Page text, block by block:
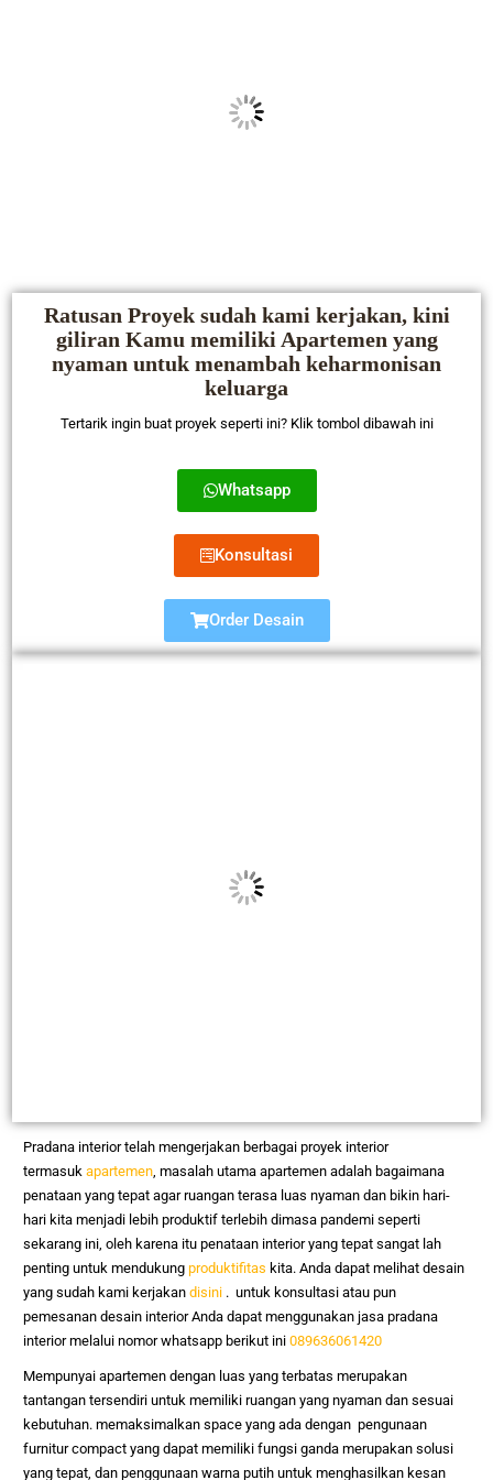
Ratusan Proyek sudah kami kerjakan, kini
giliran Kamu memiliki Apartemen yang
nyaman untuk menambah keharmonisan
keluarga
Tertarik ingin buat proyek seperti ini? Klik tombol dibawah ini
Whatsapp
Konsultasi
Order Desain
Pradana interior telah mengerjakan berbagai proyek interior
termasukapartemen , masalah utama apartemen adalah bagaimana
penataan yang tepat agar ruangan terasa luas nyaman dan bikin hari-
hari kita menjadi lebih produktif terlebih dimasa pandemi seperti
sekarang ini, oleh karena itu penataan interior yang tepat sangat lah
penting untuk mendukungproduktifitas kita. Anda dapat melihat desain
yang sudah kami kerjakandisini . untuk konsultasi atau pun
pemesanan desain interior Anda dapat menggunakan jasa pradana
interior melalui nomor whatsapp berikut ini089636061420
Mempunyai apartemen dengan luas yang terbatas merupakan
tantangan tersendiri untuk memiliki ruangan yang nyaman dan sesuai
kebutuhan. memaksimalkan space yang ada dengan pengunaan
furnitur compact yang dapat memiliki fungsi ganda merupakan solusi
yang tepat, dan penggunaan warna putih untuk menghasilkan kesan